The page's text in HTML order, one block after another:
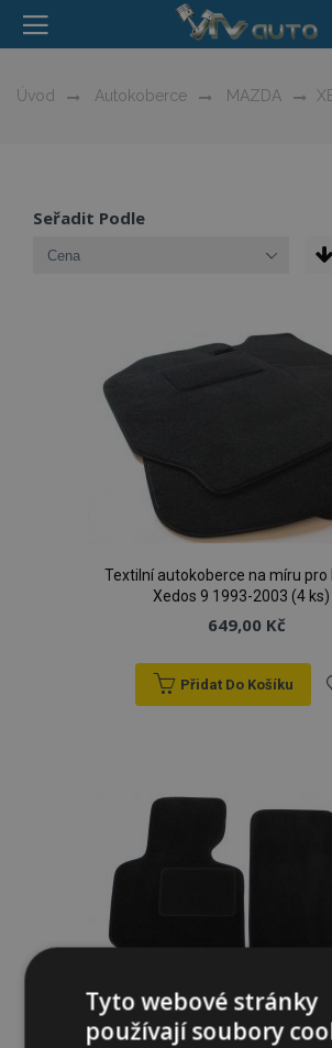
Úvod Autokoberce MAZDA
Seřadit Podle
Textilní autokoberce na míru pro
Xedos 9 1993-2003 (4 ks)
649,00 Kč
Přidat Do Košíku
Tyto webové stránky
používají soubory